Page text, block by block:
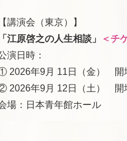
【講演会（東京）】
「江原啓之の人生相談」
＜チ
演日時：
2026年9月 11日（金）
2026年9月 12日（土）
場：日本青年館ホール